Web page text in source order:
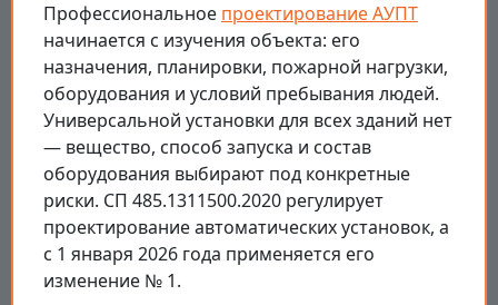
Профессиональное проектирование АУПТ
начинается с изучения объекта: его
назначения, планировки, пожарной нагрузки,
оборудования и условий пребывания людей.
Универсальной установки для всех зданий нет
— вещество, способ запуска и состав
оборудования выбирают под конкретные
риски. СП 485.1311500.2020 регулирует
проектирование автоматических установок, а
с 1 января 2026 года применяется его
изменение № 1.